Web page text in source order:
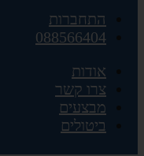
התחברות
088566404
אודות
צרו קשר
מבצעים
ביטולים